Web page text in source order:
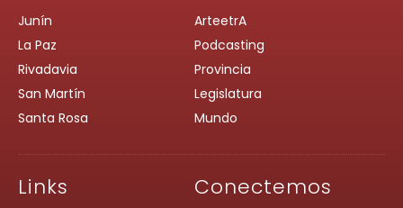
Junín
La Paz
Rivadavia
San Martín
Santa Rosa
ArteetrA
Podcasting
Provincia
Legislatura
Mundo
Links Conectemos